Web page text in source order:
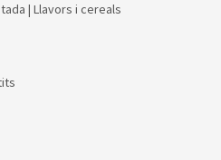
| Llavors i cereals